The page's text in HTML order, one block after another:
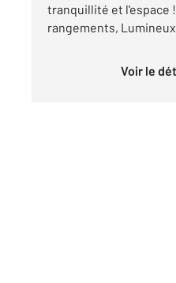
tranquillité et l'espace
rangements, Lumineux
Voir le